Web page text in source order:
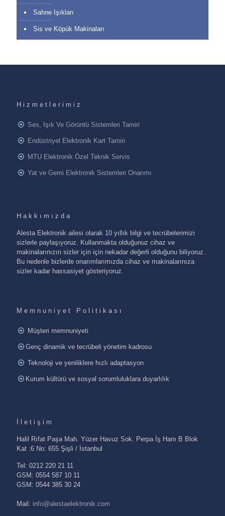
Sahne Işıkları
Sis ve Köpük Makinaları
Hizmetlerimiz
Ses, Işık Ve Görüntü Sistemleri Tamiri
Endüstriyel Elektronik Kart Tamiri
MTU Elektronik Özel Teknik Servis
Yat ve Gemi Elektronik Sistemleri Onarımı
Hakkımızda
Alesta Elektronik ailesi olarak 10 yıllık bilgi ve tecrübelerimizi
sizlerle paylaşıyoruz. Kullanmakta olduğunuz cihaz ve
makinalarınızın sizler için için nekadar değerli olduğunu biliyoruz.
Bu nedenle bizlerde onarımlarımızda cihaz ve makinalarınıza
sizler kadar hassasiyet gösteriyoruz.
Memnuniyet Politikası
Müşteri memnuniyeti
Genç dinamik ve tecrübeli yönetim kadrosu
Teknoloji ve yeniliklere hızlı adaptasyon
Kurum kültürü ve sosyal sorumluluklara duyarlılık
İletişim
Halil Rıfat Paşa Mah. Yüzer Havuz Sok. Perpa İş Hanı B Blok
Kat :6 No: 655 Şişli / İstanbul
Tel: 0212 220 21 11
GSM: 0554 587 10 11
GSM: 0544 385 30 24
Mail: info@alestaelektronik.com